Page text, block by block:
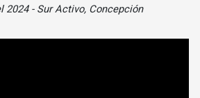
2024 - Sur Activo, Concepción